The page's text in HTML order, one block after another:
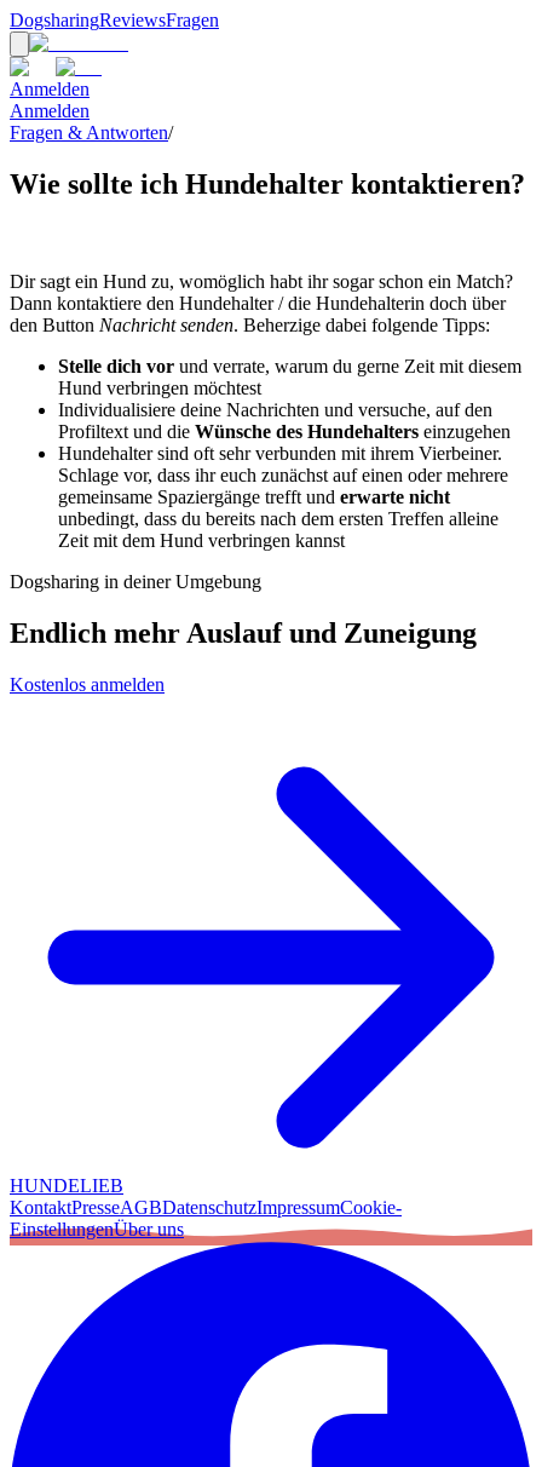
DogsharingReviewsFragen
Anmelden
Anmelden
Fragen & Antworten/
Wie sollte ich Hundehalter kontaktieren?
Dir sagt ein Hund zu, womöglich habt ihr sogar schon ein Match?
Dann kontaktiere den Hundehalter / die Hundehalterin doch über
den Button Nachricht senden. Beherzige dabei folgende Tipps:
Stelle dich vor und verrate, warum du gerne Zeit mit diesem
Hund verbringen möchtest
Individualisiere deine Nachrichten und versuche, auf den
Profiltext und die Wünsche des Hundehalters einzugehen
Hundehalter sind oft sehr verbunden mit ihrem Vierbeiner.
Schlage vor, dass ihr euch zunächst auf einen oder mehrere
gemeinsame Spaziergänge trefft und erwarte nicht
unbedingt, dass du bereits nach dem ersten Treffen alleine
Zeit mit dem Hund verbringen kannst
Dogsharing in deiner Umgebung
Endlich mehr Auslauf und Zuneigung
Kostenlos anmelden
HUNDELIEB
KontaktPresseAGBDatenschutzImpressumCookie-
EinstellungenÜber uns